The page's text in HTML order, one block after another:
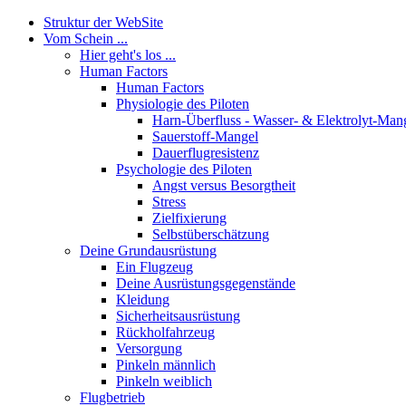
Struktur der WebSite
Vom Schein ...
Hier geht's los ...
Human Factors
Human Factors
Physiologie des Piloten
Harn-Überfluss - Wasser- & Elektrolyt-
Sauerstoff-Mangel
Dauerflugresistenz
Psychologie des Piloten
Angst versus Besorgtheit
Stress
Zielfixierung
Selbstüberschätzung
Deine Grundausrüstung
Ein Flugzeug
Deine Ausrüstungsgegenstände
Kleidung
Sicherheitsausrüstung
Rückholfahrzeug
Versorgung
Pinkeln männlich
Pinkeln weiblich
Flugbetrieb